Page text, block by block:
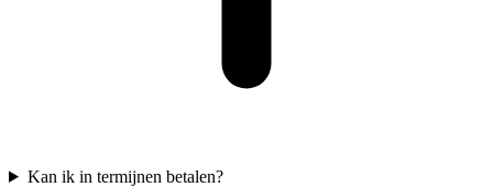
Kan ik in termijnen betalen?